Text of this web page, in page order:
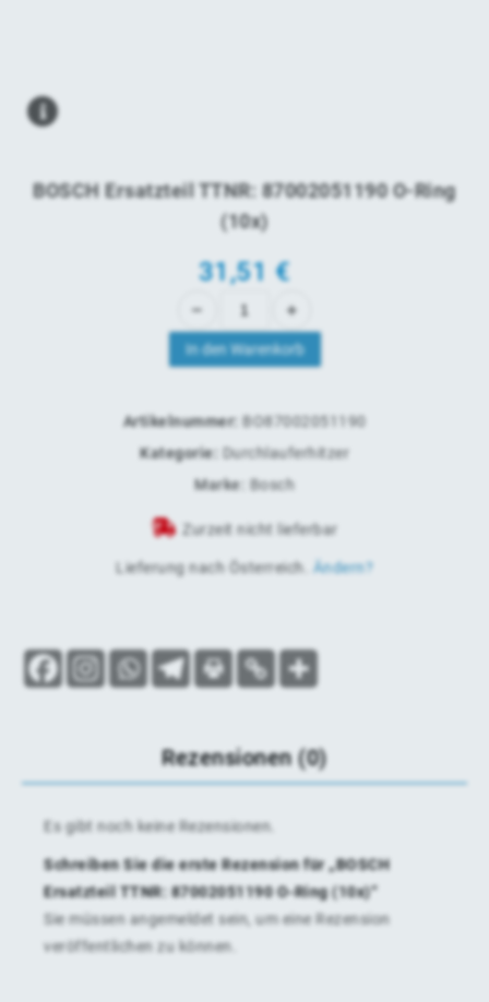
BOSCH Ersatzteil TTNR: 87002051190 O-Ring
(10x)
31,51€
In den Warenkorb
Artikelnummer: BO87002051190
Kategorie:
Durchlauferhitzer
Marke:
Bosch
Zurzeit nicht lieferbar
Lieferung nach Österreich Ändern?
Rezensionen (0)
Es gibt noch keine Rezensionen.
Schreiben Sie die erste Rezension für „BOSCH
Ersatzteil TTNR: 87002051190 O-Ring (10x)“
Sie müssen angemeldet sein, um eine Rezension
veröffentlichen zu können.